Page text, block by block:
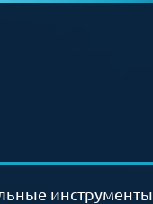
инструменты